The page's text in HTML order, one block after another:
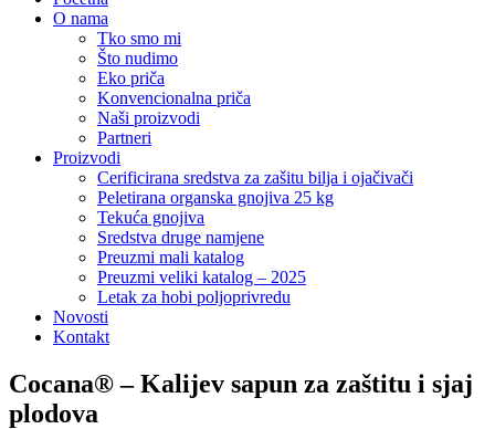
O nama
Tko smo mi
Što nudimo
Eko priča
Konvencionalna priča
Naši proizvodi
Partneri
Proizvodi
Cerificirana sredstva za zašitu bilja i ojačivači
Peletirana organska gnojiva 25 kg
Tekuća gnojiva
Sredstva druge namjene
Preuzmi mali katalog
Preuzmi veliki katalog – 2025
Letak za hobi poljoprivredu
Novosti
Kontakt
Cocana® – Kalijev sapun za zaštitu i sjaj
plodova